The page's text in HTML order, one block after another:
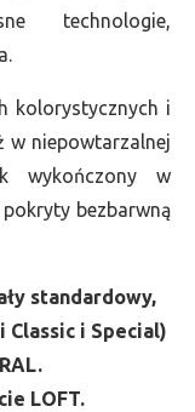
technologie,
kolorystycznych i
w niepowtarzalnej
wykończony w
bezbarwną
standardowy,
i Special)
LOFT.